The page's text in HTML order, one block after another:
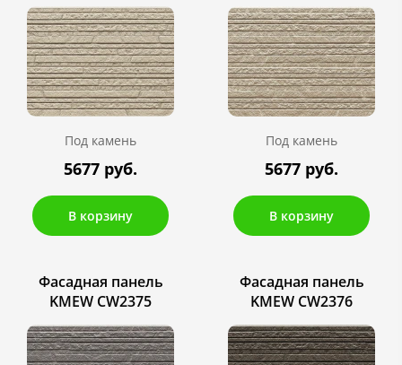
Под камень
5677 руб.
В корзину
Под камень
5677 руб.
В корзину
Фасадная панель
KMEW CW2375
Фасадная панель
KMEW CW2376